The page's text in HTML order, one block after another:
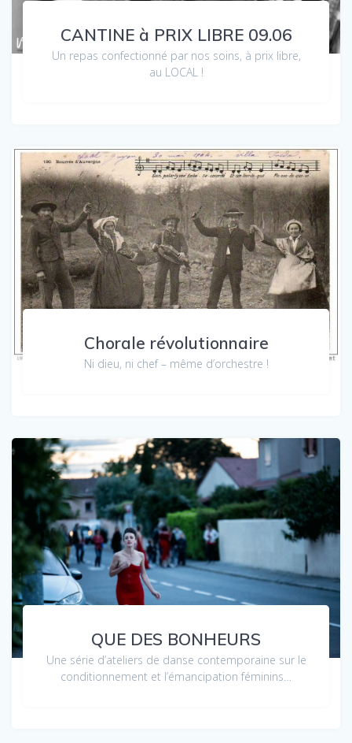
CANTINE à PRIX LIBRE 09.06
Un repas confectionné par nos soins, à prix libre,
au LOCAL !
Chorale révolutionnaire
Ni dieu, ni chef – même d’orchestre !
QUE DES BONHEURS
Une série d’ateliers de danse contemporaine sur le
conditionnement et l’émancipation féminins…